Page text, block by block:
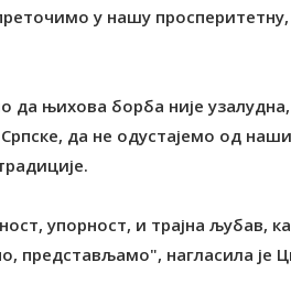
у нашу
да њихова борба није
да не одустајемо од
упорност, и трајна љубав,
представљамо", нагласила је